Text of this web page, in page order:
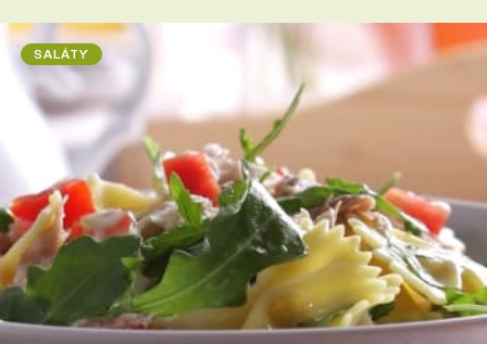
SALÁTY